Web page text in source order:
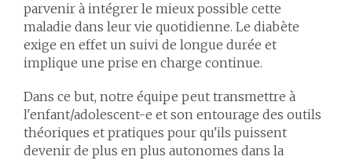
parvenir à intégrer le mieux possible cette
maladie dans leur vie quotidienne. Le diabète
exige en effet un suivi de longue durée et
implique une prise en charge continue.
Dans ce but, notre équipe peut transmettre à
l'enfant/adolescent-e et son entourage des outils
théoriques et pratiques pour qu'ils puissent
devenir de plus en plus autonomes dans la